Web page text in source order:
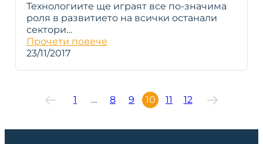
Технологиите ще играят все по-значима
роля в развитието на всички останали
сектори…
Прочети повече
23/11/2017
1 … 8 9 10 11 12